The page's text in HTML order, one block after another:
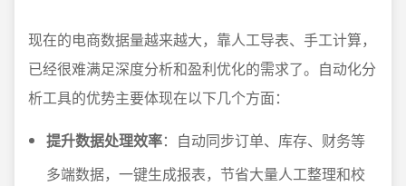
现在的电商数据量越来越大，靠人工导表、手工计算，
已经很难满足深度分析和盈利优化的需求了。自动化分
析工具的优势主要体现在以下几个方面：
提升数据处理效率：自动同步订单、库存、财务等
多端数据，一键生成报表，节省大量人工整理和校